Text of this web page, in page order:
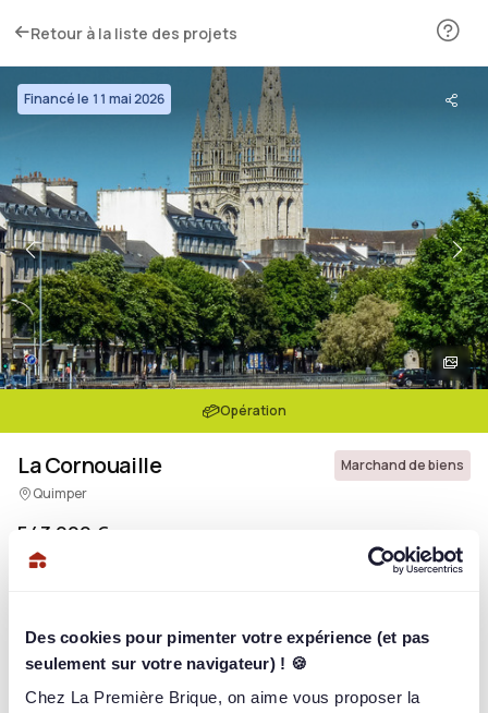
Des cookies pour pimenter votre expérience (et pas
seulement sur votre navigateur) ! 🍪
Chez La Première Brique, on aime vous proposer la
Retour à la liste des projets
Financé le 11 mai 2026
Opération
La Cornouaille
Marchand de biens
Quimper
543 000 €
100%
Rendement
11,50% / ansur 22 mois